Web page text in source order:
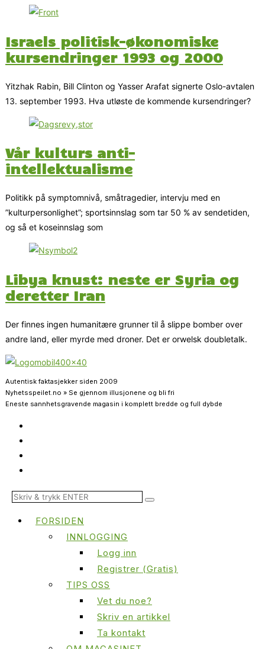
Israels politisk-økonomiske
kursendringer 1993 og 2000
Yitzhak Rabin, Bill Clinton og Yasser Arafat signerte Oslo-avtalen
13. september 1993. Hva utløste de kommende kursendringer?
Vår kulturs anti-
intellektualisme
Politikk på symptomnivå, småtragedier, intervju med en
”kulturpersonlighet”; sportsinnslag som tar 50 % av sendetiden,
og så et koseinnslag som
Libya knust: neste er Syria og
deretter Iran
Der finnes ingen humanitære grunner til å slippe bomber over
andre land, eller myrde med droner. Det er orwelsk doubletalk.
Autentisk faktasjekker siden 2009
Nyhetsspeilet.no » Se gjennom illusjonene og bli fri
Eneste sannhetsgravende magasin i komplett bredde og full dybde
FORSIDEN
INNLOGGING
Logg inn
Registrer (Gratis)
TIPS OSS
Vet du noe?
Skriv en artikkel
Ta kontakt